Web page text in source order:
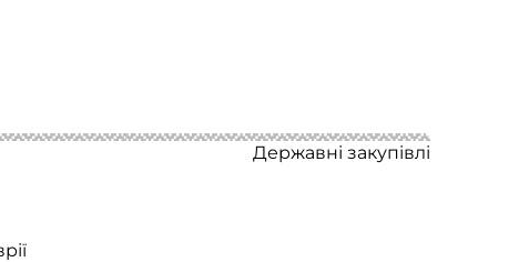
Державні закупівлі